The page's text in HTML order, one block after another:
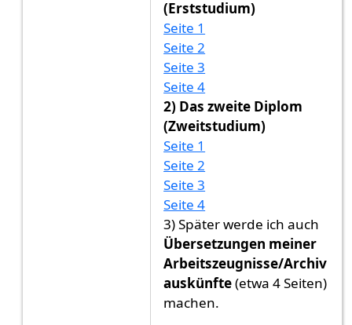
(Erststudium)
Seite 1
Seite 2
Seite 3
Seite 4
2) Das zweite Diplom
(Zweitstudium)
Seite 1
Seite 2
Seite 3
Seite 4
3) Später werde ich auch
Übersetzungen meiner
Arbeitszeugnisse/Archiv
auskünfte(etwa 4 Seiten)
machen.